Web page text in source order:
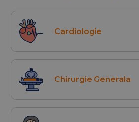
Cardiologie
Chirurgie Generala